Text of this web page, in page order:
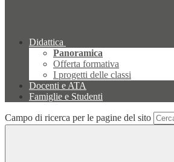
Didattica
Panoramica
Offerta formativa
I progetti delle classi
Docenti e ATA
Famiglie e Studenti
Campo di ricerca per le pagine del sito